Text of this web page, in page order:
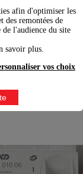
:
afin d'optimiser les
des remontées de
de l'audience du site
savoir plus.
vos choix